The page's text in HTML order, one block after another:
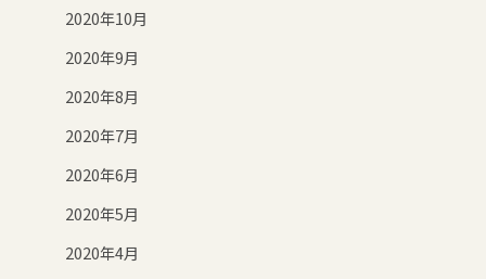
2020年10月
2020年9月
2020年8月
2020年7月
2020年6月
2020年5月
2020年4月